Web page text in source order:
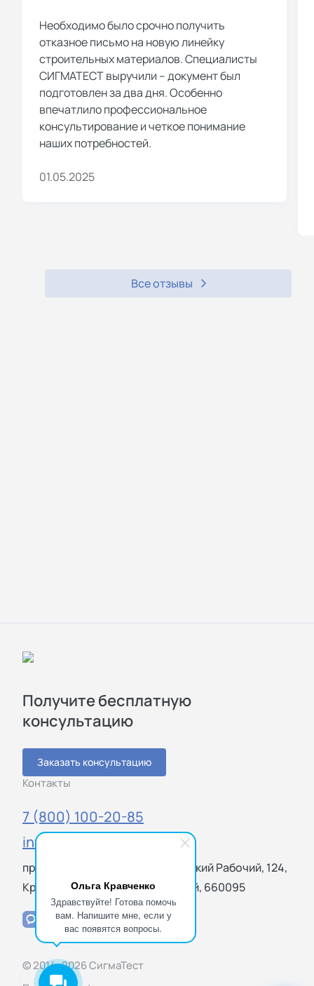
Ольга Кравченко
Здравствуйте! Готова помочь
вам. Напишите мне, если у
вас появятся вопросы.
Необходимо было срочно получить
отказное письмо на новую линейку
строительных материалов. Специалисты
СИГМАТЕСТ выручили – документ был
подготовлен за два дня. Особенно
впечатлило профессиональное
консультирование и четкое понимание
наших потребностей.
01.05.2025
Все отзывы
Получите бесплатную
консультацию
Заказать консультацию
Контакты
7 (800) 100-20-85
info@sigmatest.ru
просп. имени газеты Красноярский Рабочий, 124,
Красноярск, Красноярский край, 660095
© 2014–2026 СигмаТест